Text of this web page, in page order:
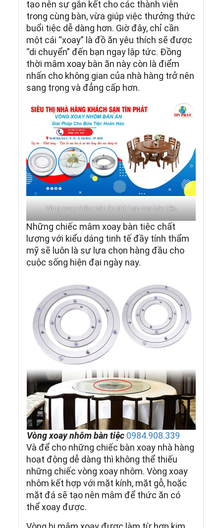
tạo nên sự gắn kết cho các thành viên
trong cùng bàn, vừa giúp việc thưởng thức
buổi tiệc dễ dàng hơn. Giờ đây, chỉ cần
một cái “xoay” là đồ ăn yêu thích sẽ được
“di chuyển” đến bạn ngay lập tức. Đồng
thời mâm xoay bàn ăn này còn là điểm
nhấn cho không gian của nhà hàng trở nên
sang trọng và đẳng cấp hơn.
Vòng xoay nhôm bàn ăn phù hợp mọi bàn tiệc
Những chiếc mâm xoay bàn tiệc chất
lượng với kiểu dáng tinh tế đầy tính thẩm
mỹ sẽ luôn là sự lựa chọn hàng đầu cho
cuộc sống hiện đại ngày nay.
Vòng xoay nhôm bàn tiệc 0984.908.339
Và để cho những chiếc bàn xoay nhà hàng
hoạt động dễ dàng thì không thể thiếu
những chiếc vòng xoay nhôm. Vòng xoay
nhôm kết hợp với mặt kính, mặt gỗ, hoặc
mặt đá sẽ tạo nên mâm để thức ăn có
thể xoay được.